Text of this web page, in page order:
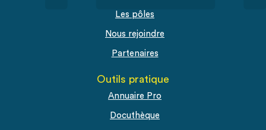
Les pôles
Nous rejoindre
Partenaires
Outils pratique
Annuaire Pro
Docuthèque